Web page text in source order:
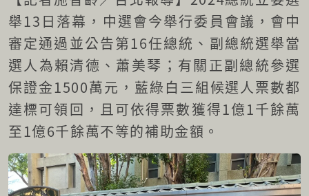
舉13日落幕，中選會今舉行委員會議，會中
審定通過並公告第16任總統、副總統選舉當
選人為賴清德、蕭美琴；有關正副總統參選
保證金1500萬元，藍綠白三組候選人票數都
達標可領回，且可依得票數獲得1億1千餘萬
至1億6千餘萬不等的補助金額。